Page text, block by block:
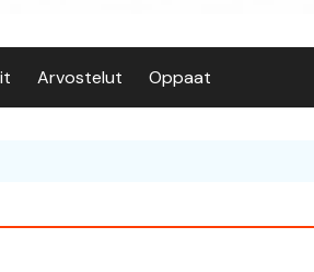
Arvostelut Oppaat